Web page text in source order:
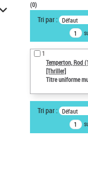
VOTRE RECHERCHE
Recherche
notices d’autorité
Œuvres liées à
Temperton, Rod
Type de notice
Titre uniforme
Statut de la notice
(0)
Tri par : Défaut
1
Temperton, Rod
[Thriller]
Titre uniforme
Tri par : Défaut